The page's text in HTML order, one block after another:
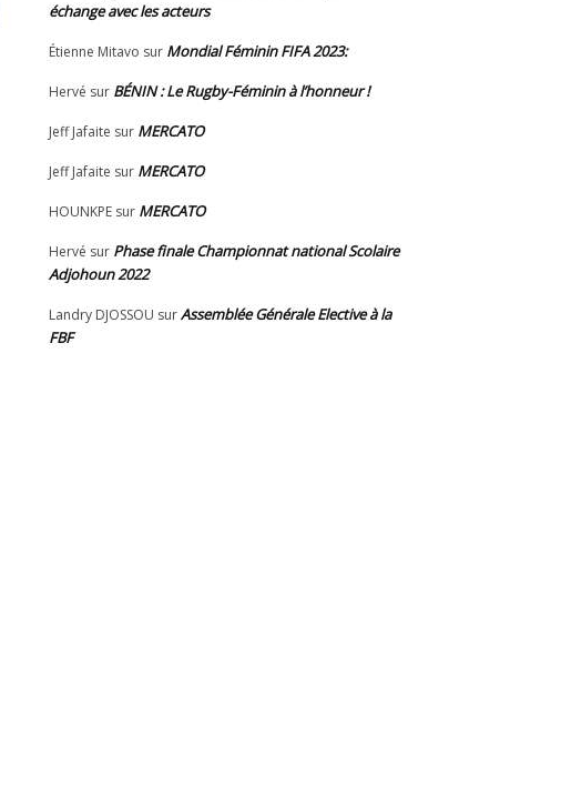
échange avec les acteurs
Étienne Mitavo sur Mondial Féminin FIFA 2023:
Hervé sur BÉNIN : Le Rugby-Féminin à l’honneur !
Jeff Jafaite sur MERCATO
Jeff Jafaite sur MERCATO
HOUNKPE sur MERCATO
Hervé sur Phase finale Championnat national Scolaire
Adjohoun 2022
Landry DJOSSOU surAssemblée Générale Elective à la
FBF